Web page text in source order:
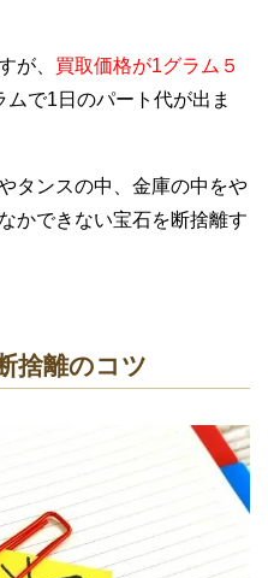
が、 買取価格が1グラム５
ムで1日のパート代が出ま
タンスの中、金庫の中をや
かできない宝石を断捨離す
捨離のコツ